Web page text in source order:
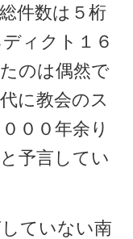
件数は５桁
ィクト１６
のは偶然で
に教会のス
００年余り
予言してい
ていない南